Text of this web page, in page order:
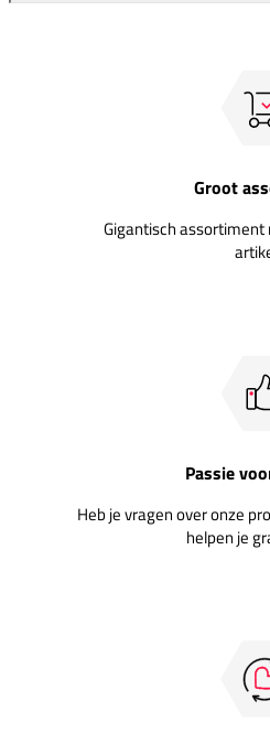
Groot
Gigantisch
Passie
Heb je vragen over onze
helpen je